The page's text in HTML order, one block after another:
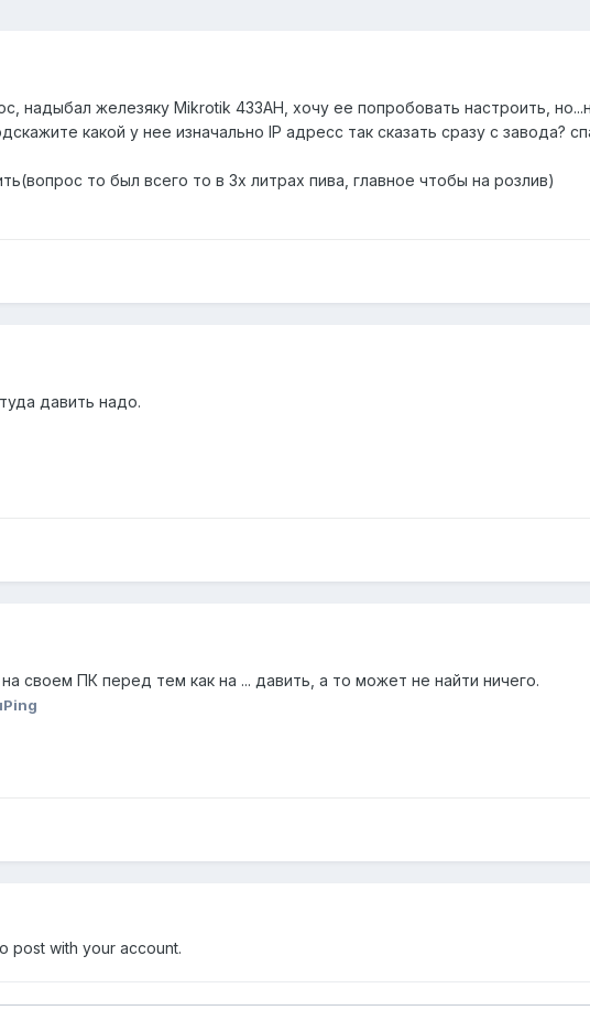
надыбал железяку Mikrotik 433AH, хочу ее попробовать настроить,
какой у нее изначально IP адресс так сказать сразу с завода?
то был всего то в 3х литрах пива, главное чтобы на розлив)
давить надо.
своем ПК перед тем как на ... давить, а то может не найти ничего.
post with your account.